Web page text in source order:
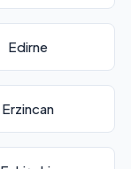
Edirne
Erzincan